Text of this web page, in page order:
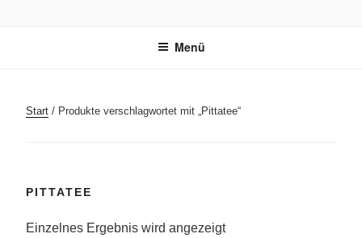
Menü
Start / Produkte verschlagwortet mit „Pittatee“
PITTATEE
Einzelnes Ergebnis wird angezeigt